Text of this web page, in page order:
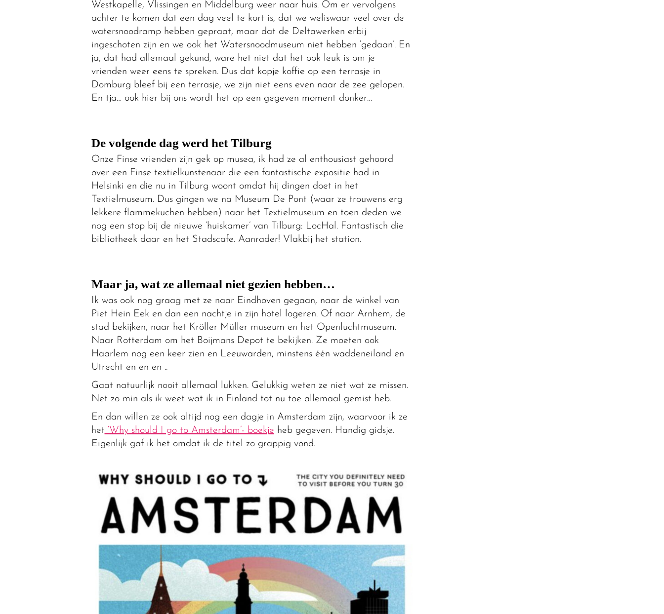
Westkapelle, Vlissingen en Middelburg weer naar huis. Om er vervolgens
achter te komen dat een dag veel te kort is, dat we weliswaar veel over de
watersnoodramp hebben gepraat, maar dat de Deltawerken erbij
ingeschoten zijn en we ook het Watersnoodmuseum niet hebben ‘gedaan’. En
ja, dat had allemaal gekund, ware het niet dat het ook leuk is om je
vrienden weer eens te spreken. Dus dat kopje koffie op een terrasje in
Domburg bleef bij een terrasje, we zijn niet eens even naar de zee gelopen.
En tja… ook hier bij ons wordt het op een gegeven moment donker…
De volgende dag werd het Tilburg
Onze Finse vrienden zijn gek op musea, ik had ze al enthousiast gehoord
over een Finse textielkunstenaar die een fantastische expositie had in
Helsinki en die nu in Tilburg woont omdat hij dingen doet in het
Textielmuseum. Dus gingen we na Museum De Pont (waar ze trouwens erg
lekkere flammekuchen hebben) naar het Textielmuseum en toen deden we
nog een stop bij de nieuwe ‘huiskamer’ van Tilburg: LocHal. Fantastisch die
bibliotheek daar en het Stadscafe. Aanrader! Vlakbij het station.
Maar ja, wat ze allemaal niet gezien hebben…
Ik was ook nog graag met ze naar Eindhoven gegaan, naar de winkel van
Piet Hein Eek en dan een nachtje in zijn hotel logeren. Of naar Arnhem, de
stad bekijken, naar het Kröller Müller museum en het Openluchtmuseum.
Naar Rotterdam om het Boijmans Depot te bekijken. Ze moeten ook
Haarlem nog een keer zien en Leeuwarden, minstens één waddeneiland en
Utrecht en en en ..
Gaat natuurlijk nooit allemaal lukken. Gelukkig weten ze niet wat ze missen.
Net zo min als ik weet wat ik in Finland tot nu toe allemaal gemist heb.
En dan willen ze ook altijd nog een dagje in Amsterdam zijn, waarvoor ik ze
het ‘Why should I go to Amsterdam’- boekje heb gegeven. Handig gidsje.
Eigenlijk gaf ik het omdat ik de titel zo grappig vond.